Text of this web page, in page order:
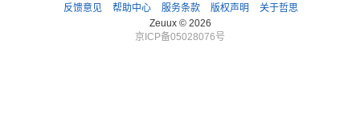
反馈意见 帮助中心 服务条款 版权声明
关于哲思
Zeuux © 2026
京ICP备05028076号